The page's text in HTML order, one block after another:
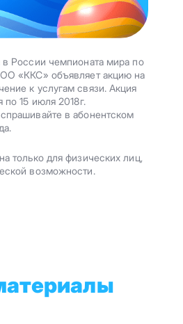
в России чемпионата мира по
«ККС» объявляет акцию на
к услугам связи. Акция
по 15 июля 2018г.
в абонентском
только для физических лиц,
возможности.